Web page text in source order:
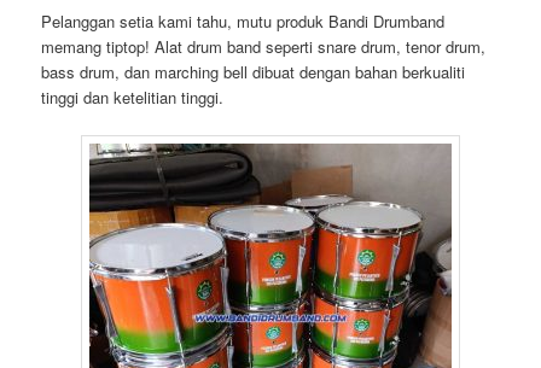
Pelanggan setia kami tahu, mutu produk Bandi Drumband
memang tiptop! Alat drum band seperti snare drum, tenor drum,
bass drum, dan marching bell dibuat dengan bahan berkualiti
tinggi dan ketelitian tinggi.